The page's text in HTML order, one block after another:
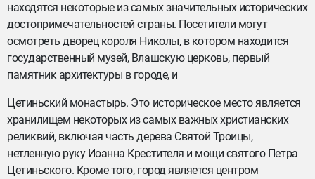
находятся некоторые из самых значительных исторических
достопримечательностей страны. Посетители могут
осмотреть дворец короля Николы, в котором находится
государственный музей, Влашскую церковь, первый
памятник архитектуры в городе, и
Цетиньский монастырь. Это историческое место является
хранилищем некоторых из самых важных христианских
реликвий, включая часть дерева Святой Троицы,
нетленную руку Иоанна Крестителя и мощи святого Петра
Цетиньского. Кроме того, город является центром